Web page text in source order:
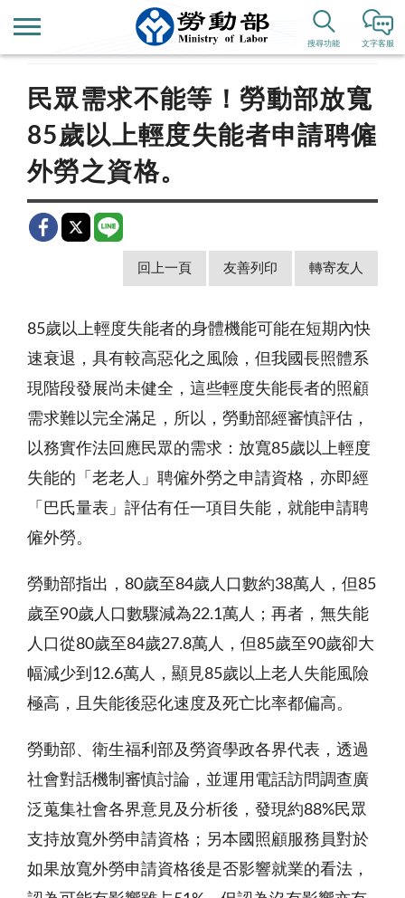
文字客服
搜尋功能
新聞公告 歷史新聞
民眾需求不能等！勞動部放寬
85歲以上輕度失能者申請聘僱
外勞之資格。
回上一頁 友善列印 轉寄友人
85歲以上輕度失能者的身體機能可能在短期內快
速衰退，具有較高惡化之風險，但我國長照體系
現階段發展尚未健全，這些輕度失能長者的照顧
需求難以完全滿足，所以，勞動部經審慎評估，
以務實作法回應民眾的需求：放寬85歲以上輕度
失能的「老老人」聘僱外勞之申請資格，亦即經
「巴氏量表」評估有任一項目失能，就能申請聘
僱外勞。
勞動部指出，80歲至84歲人口數約38萬人，但85
歲至90歲人口數驟減為22.1萬人；再者，無失能
人口從80歲至84歲27.8萬人，但85歲至90歲卻大
幅減少到12.6萬人，顯見85歲以上老人失能風險
極高，且失能後惡化速度及死亡比率都偏高。
勞動部、衛生福利部及勞資學政各界代表，透過
社會對話機制審慎討論，並運用電話訪問調查廣
泛蒐集社會各界意見及分析後，發現約88%民眾
支持放寬外勞申請資格；另本國照顧服務員對於
如果放寬外勞申請資格後是否影響就業的看法，